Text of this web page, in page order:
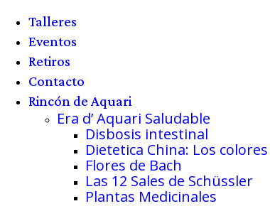
Talleres
Eventos
Retiros
Contacto
Rincón de Aquari
Era d’ Aquari Saludable
Disbosis intestinal
Dietetica China: Los
Flores de Bach
Las 12 Sales de Schüssler
Plantas Medicinales